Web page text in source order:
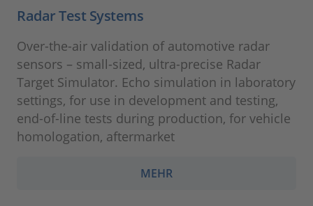
Radar Test Systems
Over-the-air validation of automotive radar
sensors – small-sized, ultra-precise Radar
Target Simulator. Echo simulation in laboratory
settings, for use in development and testing,
end-of-line tests during production, for vehicle
homologation, aftermarket
MEHR